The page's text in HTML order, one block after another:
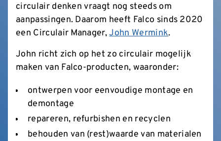
circulair denken vraagt nog steeds om
aanpassingen. Daarom heeft Falco sinds 2020
een Circulair Manager,John Wermink.
John richt zich op het zo circulair mogelijk
maken van Falco-producten, waaronder:
ontwerpen voor eenvoudige montage en
demontage
repareren, refurbishen en recyclen
behouden van (rest)waarde van materialen